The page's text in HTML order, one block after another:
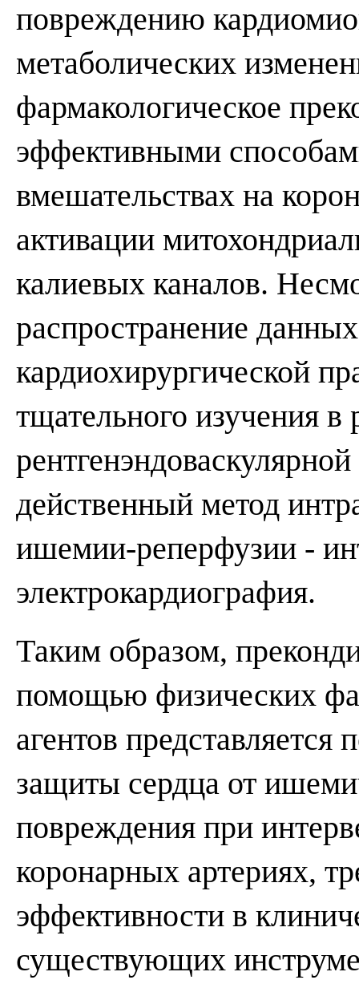
повреждению
метаболических
фармакологическое
эффективными
вмешательствах на
активации
калиевых каналов.
распространение
кардиохирургической
тщательного изучения в
действенный метод
ишемии-реперфузии -
электрокардиография.
Таким образом,
помощью физических
агентов
защиты сердца от
повреждения при
коронарных артериях,
эффективности в
существующих